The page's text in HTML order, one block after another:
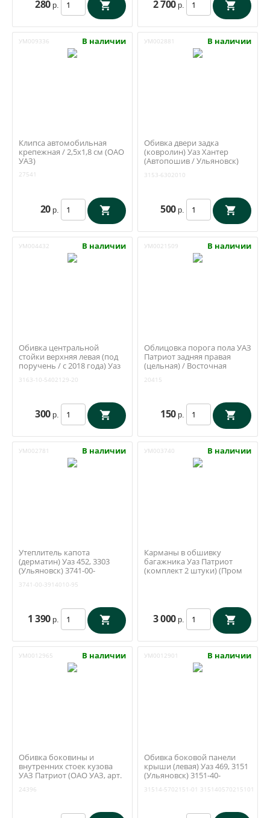
280 р. 2 700 р.
УМ009336 В наличии
Клипса автомобильная
крепежная / 2,5х1,8 см (ОАО
УАЗ)
27541
20 р.
УМ002881 В наличии
Обивка двери задка
(ковролин) Уаз Хантер
(Автопошив / Ульяновск)
3153-6302010
500 р.
УМ004432 В наличии
Обивка центральной
стойки верхняя левая (под
поручень / с 2018 года) Уаз
3163-10-5402129-20
3163-10-5402129-20
300 р.
УМ0021509 В наличии
Облицовка порога пола УАЗ
Патриот задняя правая
(цельная) / Восточная
Санкт-Петербург, арт. 3162-
20415
150 р.
УМ002781 В наличии
Утеплитель капота
(дерматин) Уаз 452, 3303
(Ульяновск) 3741-00-
3741-00-3914010-95
1 390 р.
УМ003740 В наличии
Карманы в обшивку
багажника Уаз Патриот
(комплект 2 штуки) (Пром
3 000 р.
УМ0012965 В наличии
Обивка боковины и
внутренних стоек кузова
УАЗ Патриот (ОАО УАЗ, арт.
24396
УМ0012901 В наличии
Обивка боковой панели
крыши (левая) Уаз 469, 3151
(Ульяновск) 3151-40-
31514-5702151-01 315140570215101